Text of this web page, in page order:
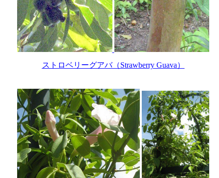
ストロベリーグアバ（Strawberry Guava）